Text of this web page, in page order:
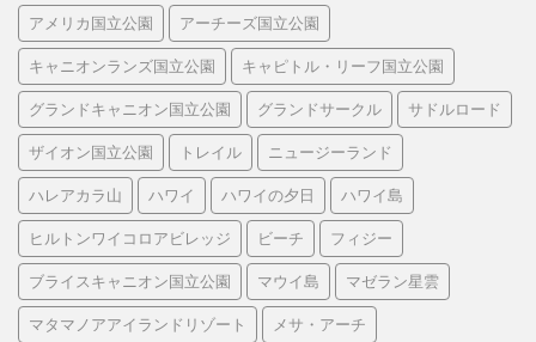
アメリカ国立公園 アーチーズ国立公園
キャニオンランズ国立公園 キャピトル・リーフ国立公園
グランドキャニオン国立公園 グランドサークル サドルロード
ザイオン国立公園 トレイル ニュージーランド
ハレアカラ山 ハワイ ハワイの夕日 ハワイ島
ヒルトンワイコロアビレッジ ビーチ フィジー
ブライスキャニオン国立公園 マウイ島 マゼラン星雲
マタマノアアイランドリゾート メサ・アーチ